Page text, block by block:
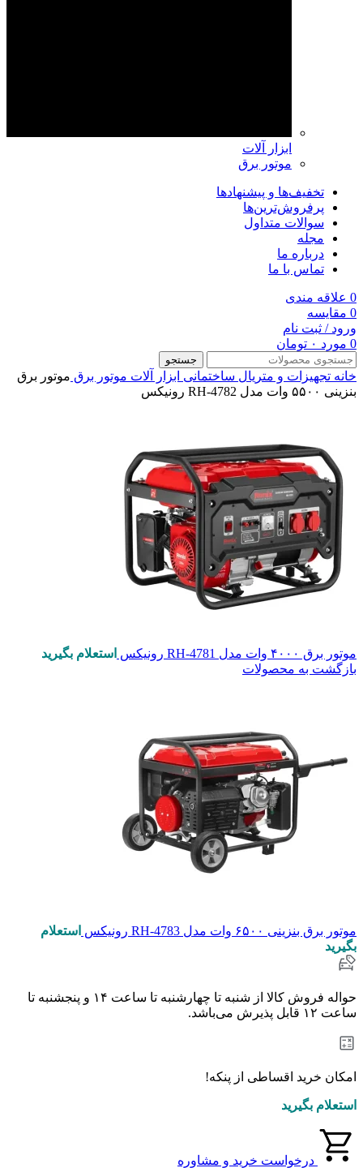
ابزار آلات
موتور برق
تخفیف‌ها و پیشنهادها
پرفروش‌ترین‌ها
سوالات متداول
مجله
درباره ما
تماس با ما
0 علاقه مندی
0 مقايسه
ورود / ثبت نام
0 مورد ۰ تومان
جستجو
خانه تجهیزات و متریال ساختمانی ابزار آلات موتور برق موتور برق
بنزینی ۵۵۰۰ وات مدل RH-4782 رونیکس
موتور برق ۴۰۰۰ وات مدل RH-4781 رونیکس
استعلام بگیرید
بازگشت به محصولات
موتور برق بنزینی ۶۵۰۰ وات مدل RH-4783 رونیکس
استعلام
بگیرید
حواله فروش کالا از شنبه تا چهارشنبه تا ساعت ۱۴ و پنجشنبه تا
ساعت ۱۲ قابل پذیرش می‌باشد.
امکان خرید اقساطی از پنکه!
استعلام بگیرید
درخواست خرید و مشاوره